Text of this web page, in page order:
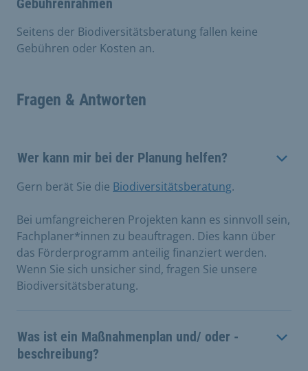
Seitens der Biodiversitätsberatung fallen keine
Gebühren oder Kosten an.
Fragen & Antworten
Wer kann mir bei der Planung helfen?
Gern berät Sie die Biodiversitätsberatung.
Bei umfangreicheren Projekten kann es sinnvoll sein,
Fachplaner*innen zu beauftragen. Dies kann über
das Förderprogramm anteilig finanziert werden.
Wenn Sie sich unsicher sind, fragen Sie unsere
Biodiversitätsberatung.
Was ist ein Maßnahmenplan und/ oder -
beschreibung?